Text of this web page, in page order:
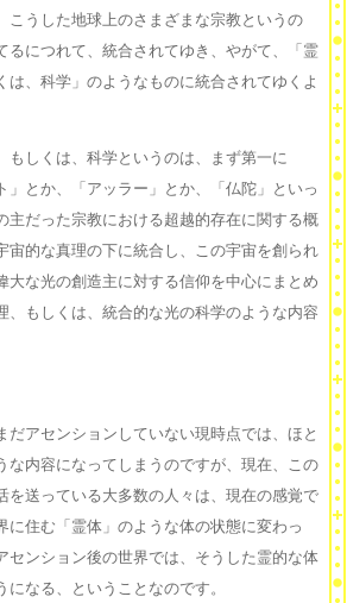
こうした地球上のさまざまな宗教というの
るにつれて、統合されてゆき、やがて、「霊
は、科学」のようなものに統合されてゆくよ
しくは、科学というのは、まず第一に
」とか、「アッラー」とか、「仏陀」といっ
主だった宗教における超越的存在に関する概
宙的な真理の下に統合し、この宇宙を創られ
大な光の創造主に対する信仰を中心にまとめ
、もしくは、統合的な光の科学のような内容
アセンションしていない現時点では、ほと
な内容になってしまうのですが、現在、この
を送っている大多数の人々は、現在の感覚で
に住む「霊体」のような体の状態に変わっ
センション後の世界では、そうした霊的な体
なる、ということなのです。